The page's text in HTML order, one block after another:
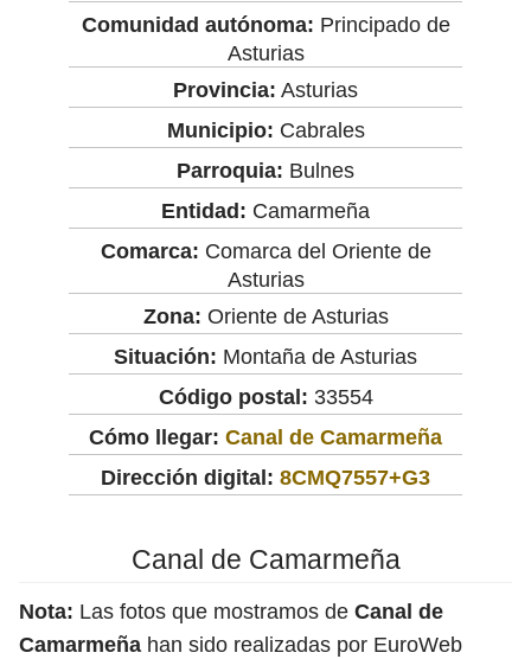
Comunidad autónoma: Principado de
Asturias
Provincia: Asturias
Municipio: Cabrales
Parroquia: Bulnes
Entidad: Camarmeña
Comarca: Comarca del Oriente de
Asturias
Zona: Oriente de Asturias
Situación: Montaña de Asturias
Código postal: 33554
Cómo llegar: Canal de Camarmeña
Dirección digital: 8CMQ7557+G3
Canal de Camarmeña
Nota: Las fotos que mostramos de Canal de
Camarmeña han sido realizadas por EuroWeb